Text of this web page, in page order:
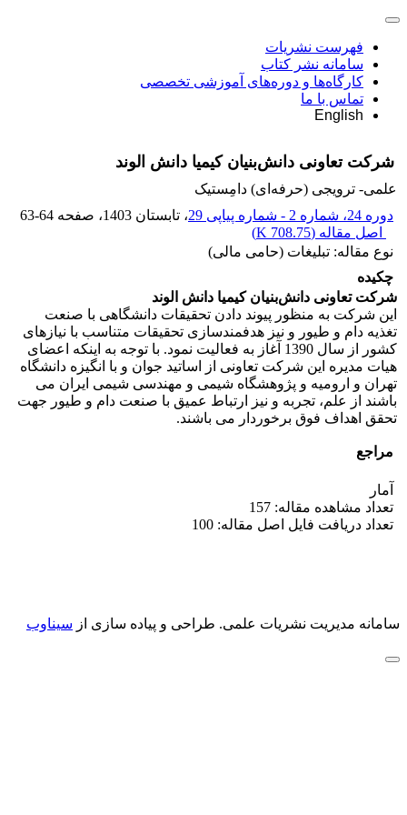
فهرست نشریات
سامانه نشر کتاب
کارگاه‌ها و دوره‌های آموزشی تخصصی
تماس با ما
English
شرکت تعاونی دانش‌بنیان کیمیا دانش الوند
علمی- ترویجی (حرفه‌ای) دامِستیک
دوره 24، شماره 2 - شماره پیاپی 29
، تابستان 1403 ، صفحه 63-64
اصل مقاله (708.75 K
)
نوع مقاله: تبلیغات (حامی مالی)
چکیده
شرکت تعاونی دانش‌بنیان کیمیا دانش الوند
این شرکت به منظور پیوند دادن تحقیقات دانشگاهی با صنعت
تغذیه دام و طیور و نیز هدفمندسازی تحقیقات متناسب با نیازهای
کشور از سال 1390 آغاز به فعالیت نمود. با توجه به اینکه اعضای
هیات مدیره این شرکت تعاونی از اساتید جوان و با انگیزه دانشگاه
تهران و ارومیه و پژوهشگاه شیمی و مهندسی شیمی ایران می
باشند از علم، تجربه و نیز ارتباط عمیق با صنعت دام و طیور جهت
تحقق اهداف فوق برخوردار می باشند.
مراجع
آمار
تعداد مشاهده مقاله: 157
تعداد دریافت فایل اصل مقاله: 100
سامانه مدیریت نشریات علمی. طراحی و پیاده سازی از سیناوب